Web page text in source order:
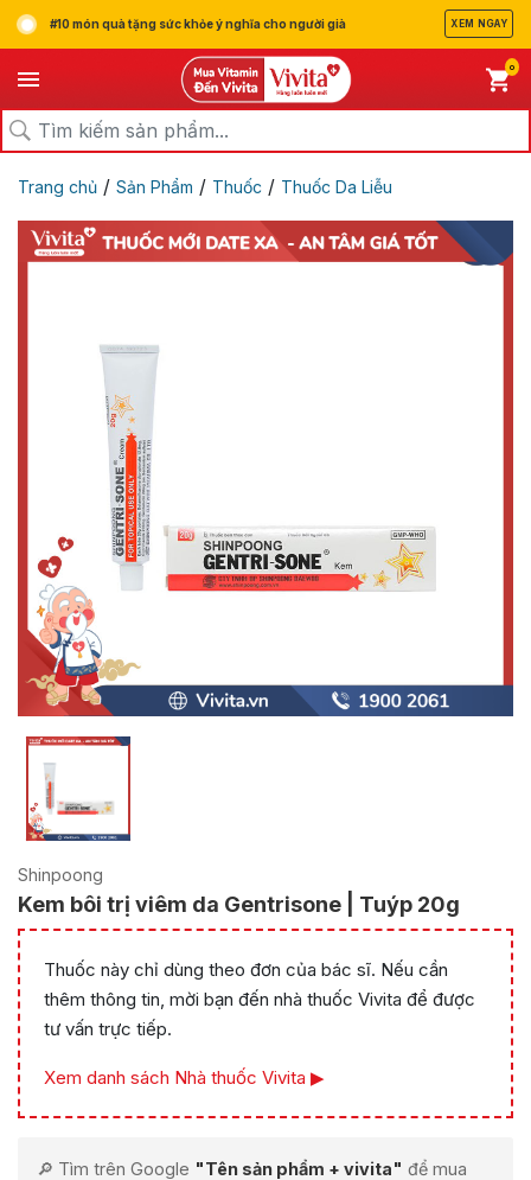
#10 món quà tặng sức khỏe ý nghĩa cho người già XEM NGAY
0
Trang chủ / Sản Phẩm / Thuốc / Thuốc Da Liễu
Shinpoong
Kem bôi trị viêm da Gentrisone | Tuýp 20g
Thuốc này chỉ dùng theo đơn của bác sĩ. Nếu cần
thêm thông tin, mời bạn đến nhà thuốc Vivita để được
tư vấn trực tiếp.
Xem danh sách Nhà thuốc Vivita ▶
🔎 Tìm trên Google "Tên sản phẩm + vivita" để mua